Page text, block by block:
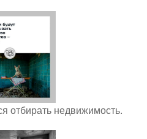
отбирать недвижимость.